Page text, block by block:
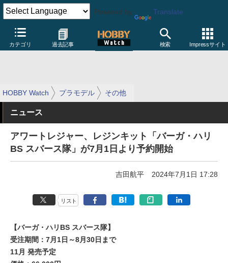
Powered by Translate
カテゴリ 過去記事 検索 Impressサイト
HOBBY Watch プラモデル その他
ニュース
アワートレジャー、レジンキット「バーガ・ハリ
BS スバース隊」が7月1日より予約開始
吉田航平 2024年7月1日 17:28
リスト
【バーガ・ハリBS スバース隊】
受注期間：7月1日～8月30日まで
11月 発売予定